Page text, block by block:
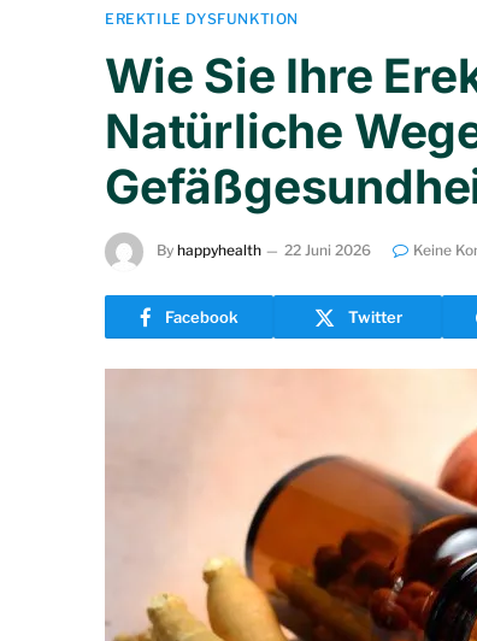
EREKTILE DYSFUNKTION
Wie Sie Ihre
Natürliche
By happyhealth 22 Juni 2026 Keine
Facebook Twitter